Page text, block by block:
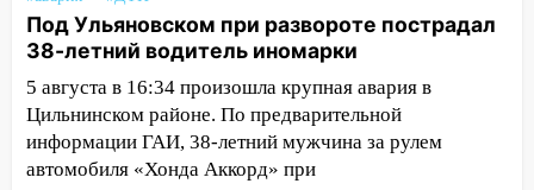
14:40 На проспекте Гая в Ульяновске
запретили остановку автомобилей на
50-метровом участке
14:22 В Новом городе 8 августа пройдет
большой фестиваль «Наше время» с
мотофристайлом и концертом
Под Ульяновском при развороте пострадал
38-летний водитель иномарки
5 августа в 16:34 произошла крупная авария в
Цильнинском районе. По предварительной
информации ГАИ, 38-летний мужчина за рулем
автомобиля «Хонда Аккорд» при